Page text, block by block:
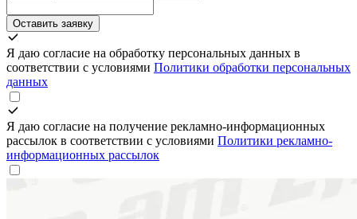
Оставить заявку
Я даю согласие на обработку персональных данных в
соответствии с условиями Политики обработки персональных
данных
Я даю согласие на получение рекламно-информационных
рассылок в соответствии с условиями Политики рекламно-
информационных рассылок